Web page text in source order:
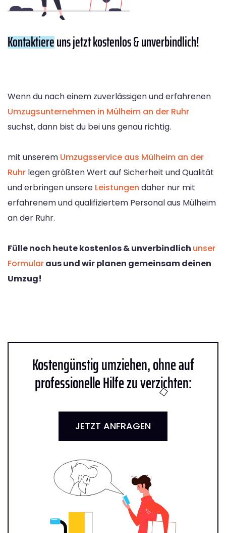
Kontaktiereuns jetzt kostenlos & unverbindlich!
Wenn du nach einem zuverlässigen und erfahrenen
Umzugsunternehmen in Mülheim an der Ruhr
suchst, dann bist du bei uns genau richtig.
mit unserem Umzugsservice aus Mülheim an der
Ruhr legen größten Wert auf Sicherheit und Qualität
und erbringen unsere Leistungen daher nur mit
erfahrenem und qualifiziertem Personal aus Mülheim
an der Ruhr.
Fülle noch heute kostenlos & unverbindlich unser
Formularaus und wir planen gemeinsam deinen
Umzug!
Kostengünstig umziehen, ohne auf
professionelle Hilfe zu verzichten:
JETZT ANFRAGEN